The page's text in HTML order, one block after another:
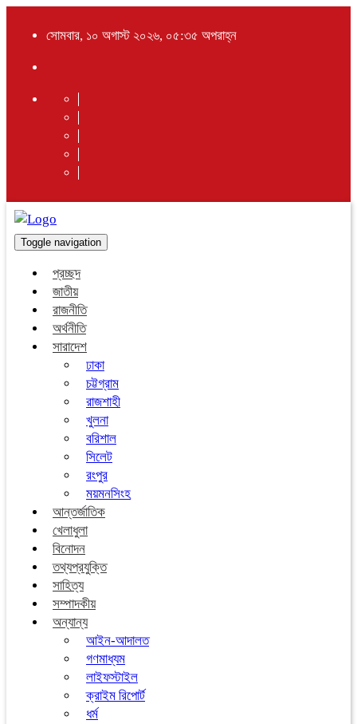
সোমবার, ১০ অগাস্ট ২০২৬, ০৫:৩৫ অপরাহ্ন
Toggle navigation
প্রচ্ছদ
জাতীয়
রাজনীতি
অর্থনীতি
সারাদেশ
ঢাকা
চট্টগ্রাম
রাজশাহী
খুলনা
বরিশাল
সিলেট
রংপুর
ময়মনসিংহ
আন্তর্জাতিক
খেলাধুলা
বিনোদন
তথ্যপ্রযুক্তি
সাহিত্য
সম্পাদকীয়
অন্যান্য
আইন-আদালত
গণমাধ্যম
লাইফস্টাইল
ক্রাইম রিপোর্ট
ধর্ম